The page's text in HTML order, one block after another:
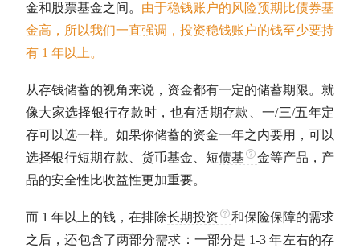
金和股票基金之间。 由于稳钱账户的风险预期比债券基
金高，所以我们一直强调，投资稳钱账户的钱至少要持
有 1 年以上。
从存钱储蓄的视角来说，资金都有一定的储蓄期限。就
像大家选择银行存款时，也有活期存款、一/三/五年定
存可以选一样。如果你储蓄的资金一年之内要用，可以
选择银行短期存款、货币基金、短债基
金等产品，产
品的安全性比收益性更加重要。
而 1 年以上的钱，在排除长期投资
和保险保障的需求
之后，还包含了两部分需求：一部分是 1-3 年左右的存